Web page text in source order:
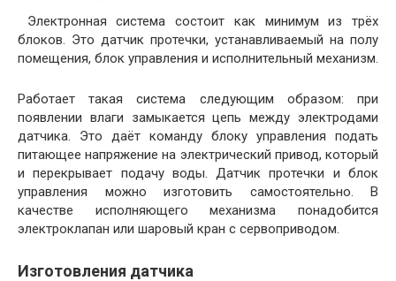
Электронная система состоит как минимум из трёх
блоков. Это датчик протечки, устанавливаемый на полу
помещения, блок управления и исполнительный механизм.
Работает такая система следующим образом: при
появлении влаги замыкается цепь между электродами
датчика. Это даёт команду блоку управления подать
питающее напряжение на электрический привод, который
и перекрывает подачу воды. Датчик протечки и блок
управления можно изготовить самостоятельно. В
качестве исполняющего механизма понадобится
электроклапан или шаровый кран с сервоприводом.
Изготовления датчика